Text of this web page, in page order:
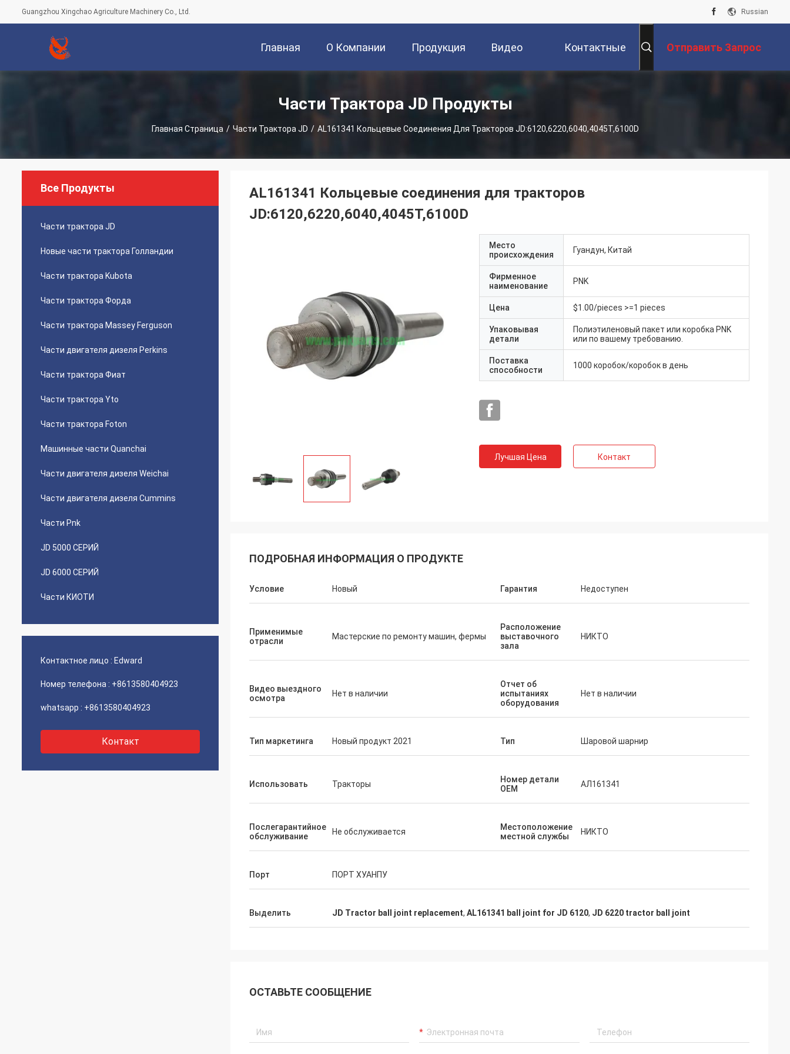
Guangzhou Xingchao Agriculture Machinery Co., Ltd. Russian
Главная
Страница
О Компании Продукция Видео Контактные Отправить Запрос
Части Трактора JD Продукты
Главная Страница / Части Трактора JD / AL161341 Кольцевые Соединения Для Тракторов JD:6120,6220,6040,4045T,6100D
Все Продукты
Части трактора JD
Новые части трактора Голландии
Части трактора Kubota
Части трактора Форда
Части трактора Massey Ferguson
Части двигателя дизеля Perkins
Части трактора Фиат
Части трактора Yto
Части трактора Foton
Машинные части Quanchai
Части двигателя дизеля Weichai
Части двигателя дизеля Cummins
Части Pnk
JD 5000 СЕРИЙ
JD 6000 СЕРИЙ
Части КИОТИ
Контактное лицо : Edward
Номер телефона : +8613580404923
whatsapp : +8613580404923
Контакт
AL161341 Кольцевые соединения для тракторов
JD:6120,6220,6040,4045T,6100D
Место
происхождения
Гуандун, Китай
Фирменное
наименование
PNK
Цена $1.00/pieces >=1 pieces
Упаковывая
детали
Полиэтиленовый пакет или коробка PNK
или по вашему требованию.
Поставка
способности
1000 коробок/коробок в день
Лучшая Цена Контакт
ПОДРОБНАЯ ИНФОРМАЦИЯ О ПРОДУКТЕ
Условие Новый Гарантия Недоступен
Применимые
отрасли
Мастерские по ремонту машин, фермы
Расположение
выставочного
зала
НИКТО
Видео выездного
осмотра
Нет в наличии
Отчет об
испытаниях
оборудования
Нет в наличии
Тип маркетинга Новый продукт 2021 Тип Шаровой шарнир
Использовать Тракторы
Номер детали
OEM
АЛ161341
Послегарантийное
обслуживание
Не обслуживается
Местоположение
местной службы
НИКТО
Порт ПОРТ ХУАНПУ
Выделить JD Tractor ball joint replacement, AL161341 ball joint for JD 6120, JD 6220 tractor ball joint
ОСТАВЬТЕ СООБЩЕНИЕ